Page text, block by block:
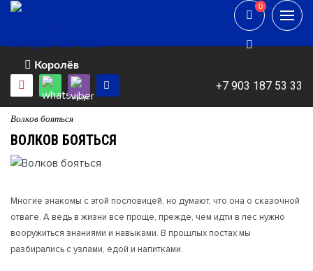
Королёв
+7 903 187 53 33
0
0
Волков бояться
ВОЛКОВ БОЯТЬСЯ
Многие знакомы с этой пословицей, но думают, что она о сказочной
отваге. А ведь в жизни все проще, прежде, чем идти в лес нужно
вооружиться знаниями и навыками. В прошлых постах мы
разбирались с узлами, едой и напитками.